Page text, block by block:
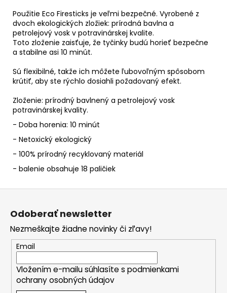
Použitie Eco Firesticks je veľmi bezpečné. Vyrobené z
dvoch ekologických zložiek: prírodná bavlna a
petrolejový vosk v potravinárskej kvalite.
Toto zloženie zaisťuje, že tyčinky budú horieť bezpečne
a stabilne asi 10 minút.
Sú flexibilné, takže ich môžete ľubovoľným spôsobom
krútiť, aby ste rýchlo dosiahli požadovaný efekt.
Zloženie: prírodný bavlnený a petrolejový vosk
potravinárskej kvality.
- Doba horenia: 10 minút
- Netoxický ekologický
- 100% prírodný recyklovaný materiál
- balenie obsahuje 18 paličiek
Z
Odoberať newsletter
Nezmeškajte žiadne novinky či zľavy!
Email
Vložením e-mailu súhlasíte s podmienkami
ochrany osobných údajov